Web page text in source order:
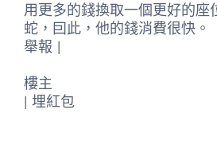
用更多的錢換取一個更好的座
蛇，囙此，他的錢消費很快。
舉報 |
樓主
| 埋紅包